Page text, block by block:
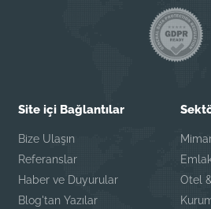
Site içi Bağlantılar
Bize Ulaşın
Referanslar
Haber ve Duyurular
Blog'tan Yazılar
Otel